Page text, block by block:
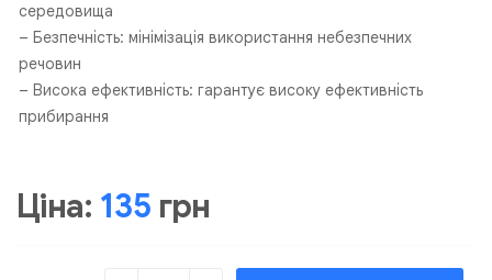
середовища
– Безпечність: мінімізація використання небезпечних
речовин
– Висока ефективність: гарантує високу ефективність
прибирання
Ціна: 135 грн